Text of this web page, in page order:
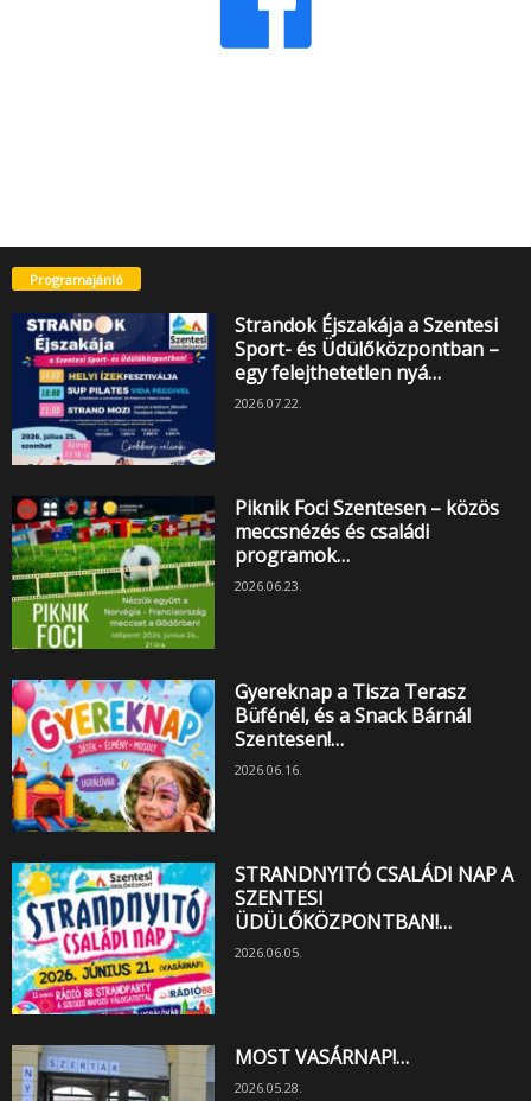
Programajánló
Strandok Éjszakája a Szentesi
Sport- és Üdülőközpontban –
egy felejthetetlen nyá…
2026.07.22.
Piknik Foci Szentesen – közös
meccsnézés és családi
programok…
2026.06.23.
Gyereknap a Tisza Terasz
Büfénél, és a Snack Bárnál
Szentesen!…
2026.06.16.
STRANDNYITÓ CSALÁDI NAP A
SZENTESI
ÜDÜLŐKÖZPONTBAN!…
2026.06.05.
MOST VASÁRNAP!…
2026.05.28.